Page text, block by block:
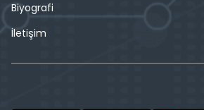
Biyografi
İletişim